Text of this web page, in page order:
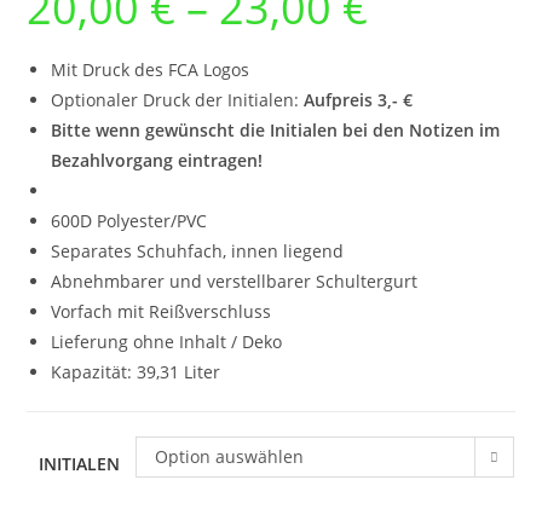
Mit Druck des FCA Logos
Optionaler Druck der Initialen:Aufpreis 3,- €
Bitte wenn gewünscht die Initialen bei den Notizen im
Bezahlvorgang eintragen!
600D Polyester/PVC
Separates Schuhfach, innen liegend
Abnehmbarer und verstellbarer Schultergurt
Vorfach mit Reißverschluss
Lieferung ohne Inhalt / Deko
Kapazität: 39,31 Liter
INITIALEN Option auswählen